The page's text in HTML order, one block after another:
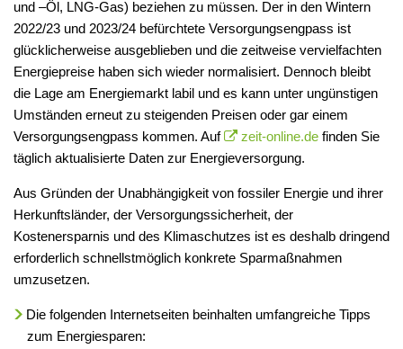
und –Öl, LNG-Gas) beziehen zu müssen. Der in den Wintern
2022/23 und 2023/24 befürchtete Versorgungsengpass ist
glücklicherweise ausgeblieben und die zeitweise vervielfachten
Energiepreise haben sich wieder normalisiert. Dennoch bleibt
die Lage am Energiemarkt labil und es kann unter ungünstigen
Umständen erneut zu steigenden Preisen oder gar einem
Versorgungsengpass kommen. Auf
zeit-online.definden Sie
täglich aktualisierte Daten zur Energieversorgung.
Aus Gründen der Unabhängigkeit von fossiler Energie und ihrer
Herkunftsländer, der Versorgungssicherheit, der
Kostenersparnis und des Klimaschutzes ist es deshalb dringend
erforderlich schnellstmöglich konkrete Sparmaßnahmen
umzusetzen.
Die folgenden Internetseiten beinhalten umfangreiche Tipps
zum Energiesparen: